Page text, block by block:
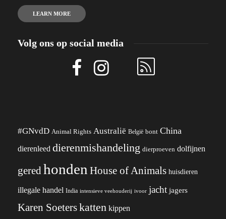
LEARN MORE
Volg ons op social media
#GNvdD Animal Rights Australië België bont China
dierenleed dierenmishandeling dierproeven dolfijnen
geredhonden House of Animals huisdieren
illegale handel India intensieve veehouderij ivoor jacht jagers
Karen Soeterskatten kippen